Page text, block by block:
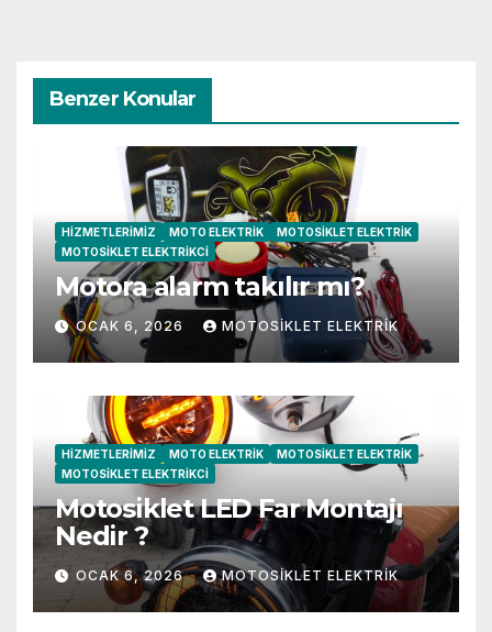
Benzer Konular
HIZMETLERIMIZ MOTO ELEKTRIK
MOTOSIKLET ELEKTRIK
MOTOSIKLET ELEKTRIKCI
Motora alarm takılır mı?
OCAK 6, 2026 MOTOSIKLET ELEKTRIK
HIZMETLERIMIZ MOTO ELEKTRIK
MOTOSIKLET ELEKTRIK
MOTOSIKLET ELEKTRIKCI
Motosiklet LED Far Montajı
Nedir ?
OCAK 6, 2026 MOTOSIKLET ELEKTRIK